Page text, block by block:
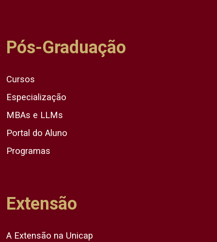
Pós-Graduação
Cursos
Especialização
MBAs e LLMs
Portal do Aluno
Programas
Extensão
A Extensão na Unicap